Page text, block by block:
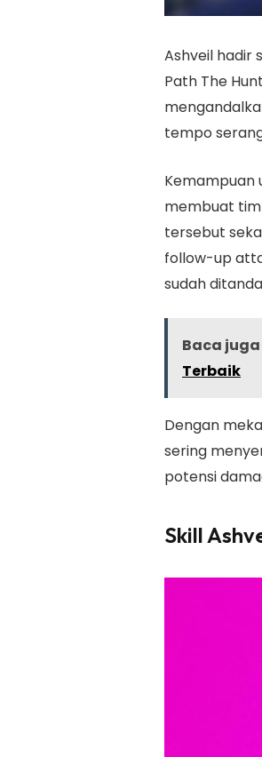
Ashveil hadir
Path The
tempo
Kemampuan
membuat
tersebut
follow-up
sudah
Baca juga
Terbaik
Dengan
sering
potensi
Skill